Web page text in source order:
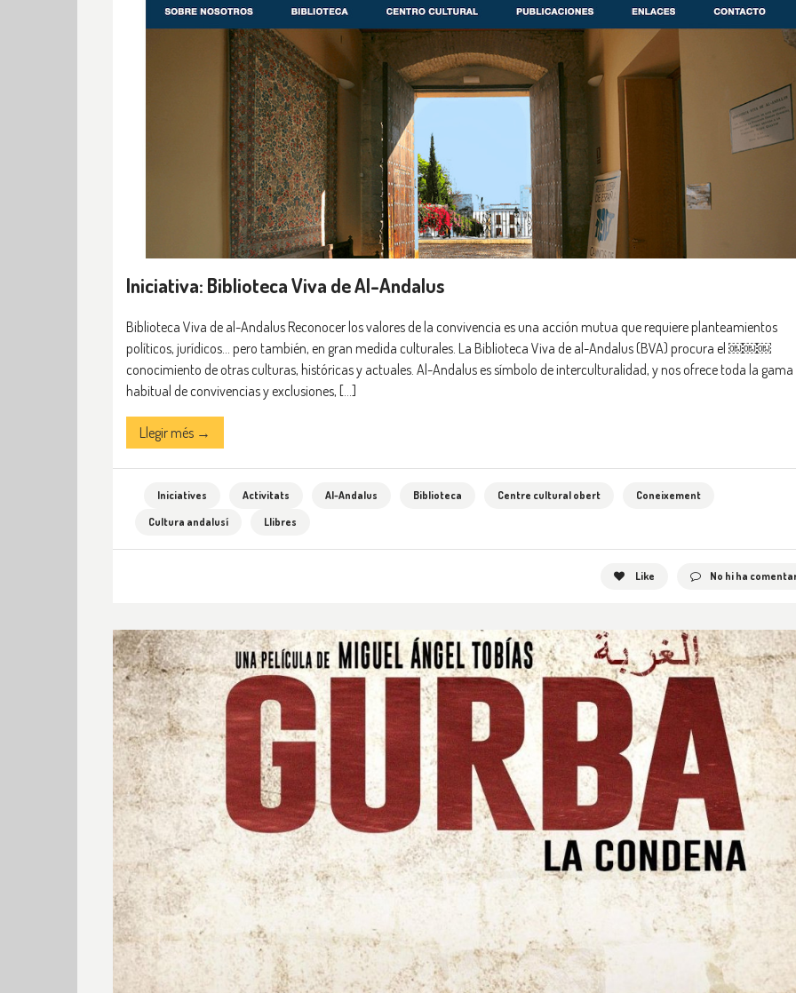
Iniciativa: Biblioteca Viva de Al-Andalus
Biblioteca Viva de al-Andalus Reconocer los valores de la convivencia es una acción mutua que requiere planteamientos
políticos, jurídicos… pero también, en gran medida culturales. La Biblioteca Viva de al-Andalus (BVA) procura el ￼￼￼
conocimiento de otras culturas, históricas y actuales. Al-Andalus es símbolo de interculturalidad, y nos ofrece toda la gama
habitual de convivencias y exclusiones, […]
Llegir més →
Iniciatives Activitats Al-Andalus Biblioteca Centre cultural obert
Coneixement
Cultura andalusí
Llibres
Like No hi ha